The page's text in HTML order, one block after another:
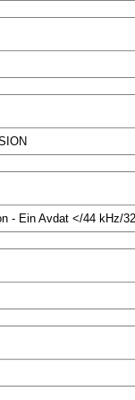
- Ein Avdat </44 kHz/